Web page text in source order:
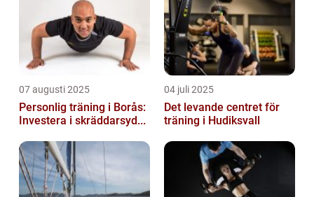
07 augusti 2025
Personlig träning i Borås:
Investera i skräddarsyd...
04 juli 2025
Det levande centret för
träning i Hudiksvall